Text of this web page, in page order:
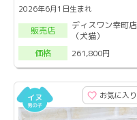
2026年6月1日生まれ
販売店
ディスワン幸町店
（犬猫）
価格
261,800円
お気に入り